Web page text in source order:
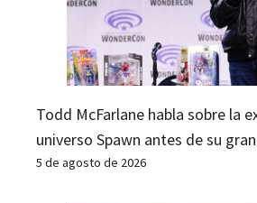
Todd McFarlane habla sobre la
universo Spawn antes de su
5 de agosto de 2026